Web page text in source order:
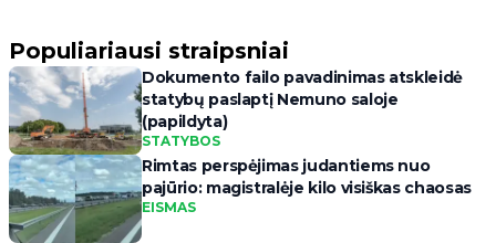
Populiariausi straipsniai
Dokumento failo pavadinimas atskleidė
statybų paslaptį Nemuno saloje
(papildyta)
STATYBOS
Rimtas perspėjimas judantiems nuo
pajūrio: magistralėje kilo visiškas chaosas
EISMAS